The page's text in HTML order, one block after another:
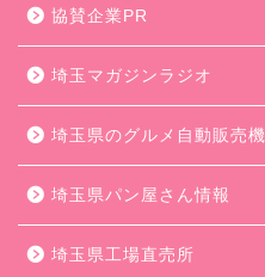
協賛企業PR
埼玉マガジンラジオ
埼玉県のグルメ自動販売機
埼玉県パン屋さん情報
埼玉県工場直売所